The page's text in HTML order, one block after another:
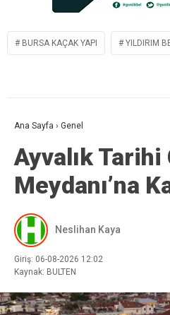
BURSA KAÇAK YAPI YILDIRIM
Ana Sayfa › Genel
Ayvalık
Meydanı’na
Neslihan Kaya
Giriş: 06-08-2026 12:02
Kaynak: BULTEN